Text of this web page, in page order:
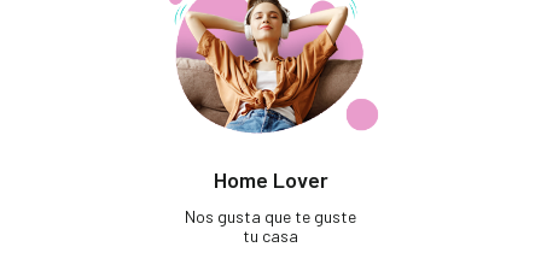
Home Lover
Nos gusta que te guste
tu casa